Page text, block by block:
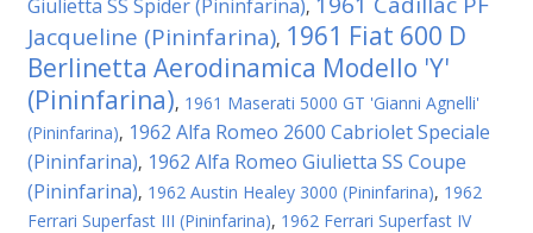
Giulietta SS Spider (Pininfarina),
Jacqueline (Pininfarina), 1961 Fiat 600 D
Berlinetta Aerodinamica Modello 'Y'
(Pininfarina), 1961 Maserati 5000 GT 'Gianni Agnelli'
(Pininfarina), 1962 Alfa Romeo 2600 Cabriolet Speciale
(Pininfarina), 1962 Alfa Romeo Giulietta SS Coupe
(Pininfarina), 1962 Austin Healey 3000 (Pininfarina), 1962
Ferrari Superfast III (Pininfarina), 1962 Ferrari Superfast IV